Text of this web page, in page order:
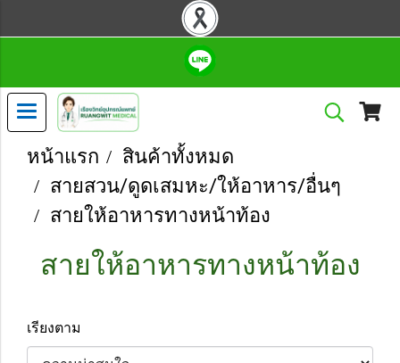
หน้าแรก
สินค้าทั้งหมด
สายสวน/ดูดเสมหะ/ให้อาหาร/อื่นๆ
สายให้อาหารทางหน้าท้อง
สายให้อาหารทางหน้าท้อง
เรียงตาม